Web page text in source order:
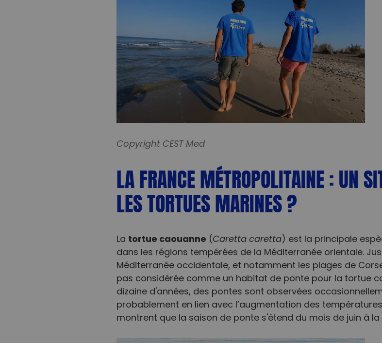
Copyright CEST Med
LA FRANCE MÉTROPOLITAINE : UN
LES TORTUES MARINES ?
La tortue caouanne (Caretta caretta) est la principale
dans les régions tempérées de la Méditerranée orientale.
Méditerranée occidentale, et notamment les plages de
pas considérée comme un habitat de ponte pour la tortue
dizaine d'années, des pontes sont observées
probablement en lien avec l’augmentation des
montrent que la saison de ponte s'étend du mois de juin à